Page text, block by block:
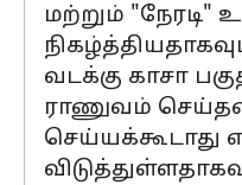
மற்றும்
வடக்கு காசா
ராணுவம்
செய்யக்கூடாது